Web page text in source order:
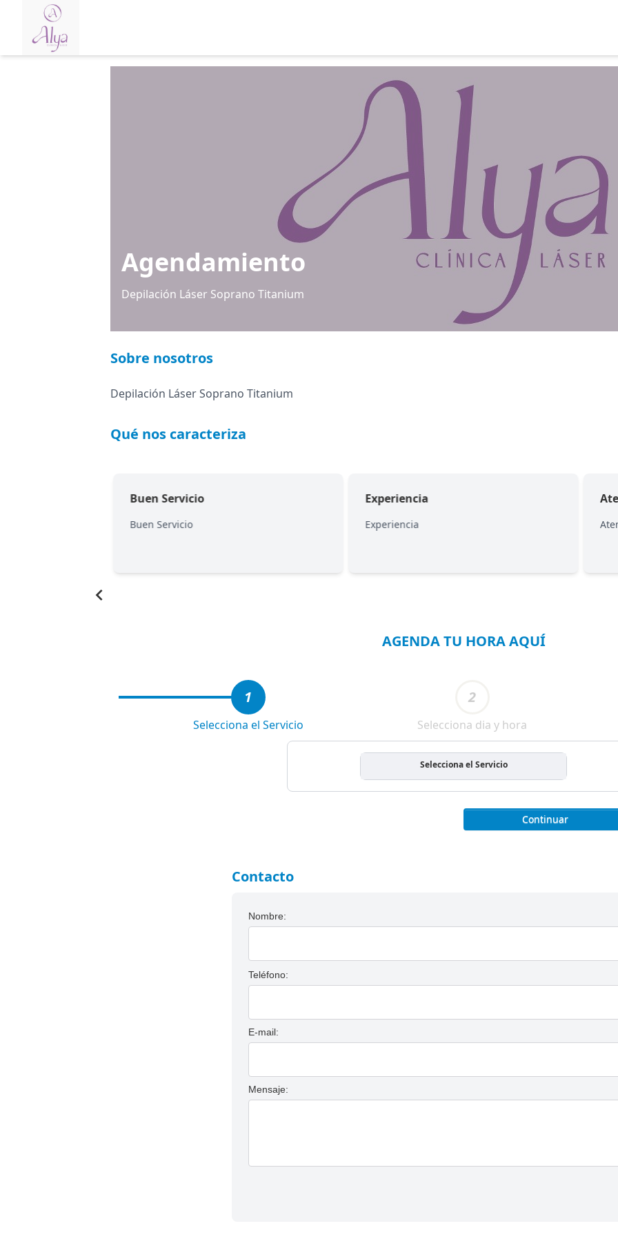
Agendamiento
Depilación Láser Soprano Titanium
Sobre nosotros
Depilación Láser Soprano Titanium
Qué nos caracteriza
Buen Servicio
Buen Servicio
Experiencia
Experiencia
AGENDA TU HORA AQUÍ
1
Selecciona el Servicio
2
Selecciona dia y hora
Selecciona el Servicio
Continuar
Contacto
Nombre:
Teléfono:
E-mail:
Mensaje: